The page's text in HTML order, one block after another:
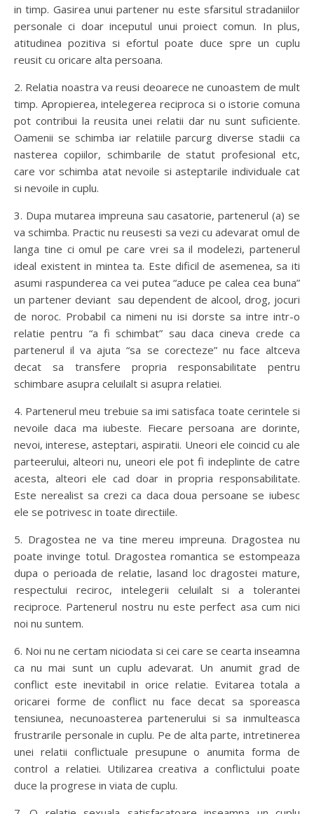
in timp. Gasirea unui partener nu este sfarsitul stradaniilor
personale ci doar inceputul unui proiect comun. In plus,
atitudinea pozitiva si efortul poate duce spre un cuplu
reusit cu oricare alta persoana.
2. Relatia noastra va reusi deoarece ne cunoastem de mult
timp. Apropierea, intelegerea reciproca si o istorie comuna
pot contribui la reusita unei relatii dar nu sunt suficiente.
Oamenii se schimba iar relatiile parcurg diverse stadii ca
nasterea copiilor, schimbarile de statut profesional etc,
care vor schimba atat nevoile si asteptarile individuale cat
si nevoile in cuplu.
3. Dupa mutarea impreuna sau casatorie, partenerul (a) se
va schimba. Practic nu reusesti sa vezi cu adevarat omul de
langa tine ci omul pe care vrei sa il modelezi, partenerul
ideal existent in mintea ta. Este dificil de asemenea, sa iti
asumi raspunderea ca vei putea “aduce pe calea cea buna”
un partener deviant sau dependent de alcool, drog, jocuri
de noroc. Probabil ca nimeni nu isi dorste sa intre intr-o
relatie pentru “a fi schimbat” sau daca cineva crede ca
partenerul il va ajuta “sa se corecteze” nu face altceva
decat sa transfere propria responsabilitate pentru
schimbare asupra celuilalt si asupra relatiei.
4. Partenerul meu trebuie sa imi satisfaca toate cerintele si
nevoile daca ma iubeste. Fiecare persoana are dorinte,
nevoi, interese, asteptari, aspiratii. Uneori ele coincid cu ale
parteerului, alteori nu, uneori ele pot fi indeplinte de catre
acesta, alteori ele cad doar in propria responsabilitate.
Este nerealist sa crezi ca daca doua persoane se iubesc
ele se potrivesc in toate directiile.
5. Dragostea ne va tine mereu impreuna. Dragostea nu
poate invinge totul. Dragostea romantica se estompeaza
dupa o perioada de relatie, lasand loc dragostei mature,
respectului reciroc, intelegerii celuilalt si a tolerantei
reciproce. Partenerul nostru nu este perfect asa cum nici
noi nu suntem.
6. Noi nu ne certam niciodata si cei care se cearta inseamna
ca nu mai sunt un cuplu adevarat. Un anumit grad de
conflict este inevitabil in orice relatie. Evitarea totala a
oricarei forme de conflict nu face decat sa sporeasca
tensiunea, necunoasterea partenerului si sa inmulteasca
frustrarile personale in cuplu. Pe de alta parte, intretinerea
unei relatii conflictuale presupune o anumita forma de
control a relatiei. Utilizarea creativa a conflictului poate
duce la progrese in viata de cuplu.